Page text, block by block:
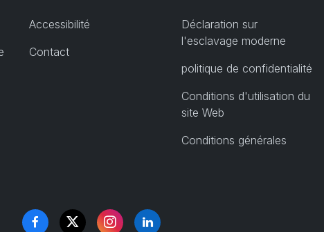
Accessibilité
Contact
Déclaration sur
l'esclavage moderne
politique de confidentialité
Conditions d'utilisation du
site Web
Conditions générales